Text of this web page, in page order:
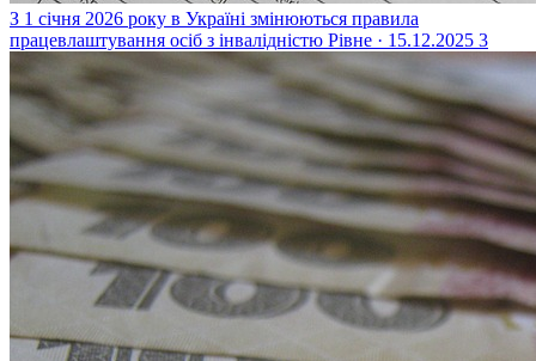
З 1 січня 2026 року в Україні змінюються правила
працевлаштування осіб з інвалідністю Рівне · 15.12.2025 3